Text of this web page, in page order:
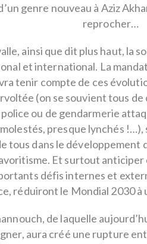
genre nouveau à Aziz
reprocher…
ainsi que dit plus haut, la
et international. La
tenir compte de ces
(on se souvient tous de
ou de gendarmerie
presque lynchés !…),
tous dans le développement
Et surtout
défis internes et
réduiront le Mondial 2030
de laquelle
aura créé une rupture